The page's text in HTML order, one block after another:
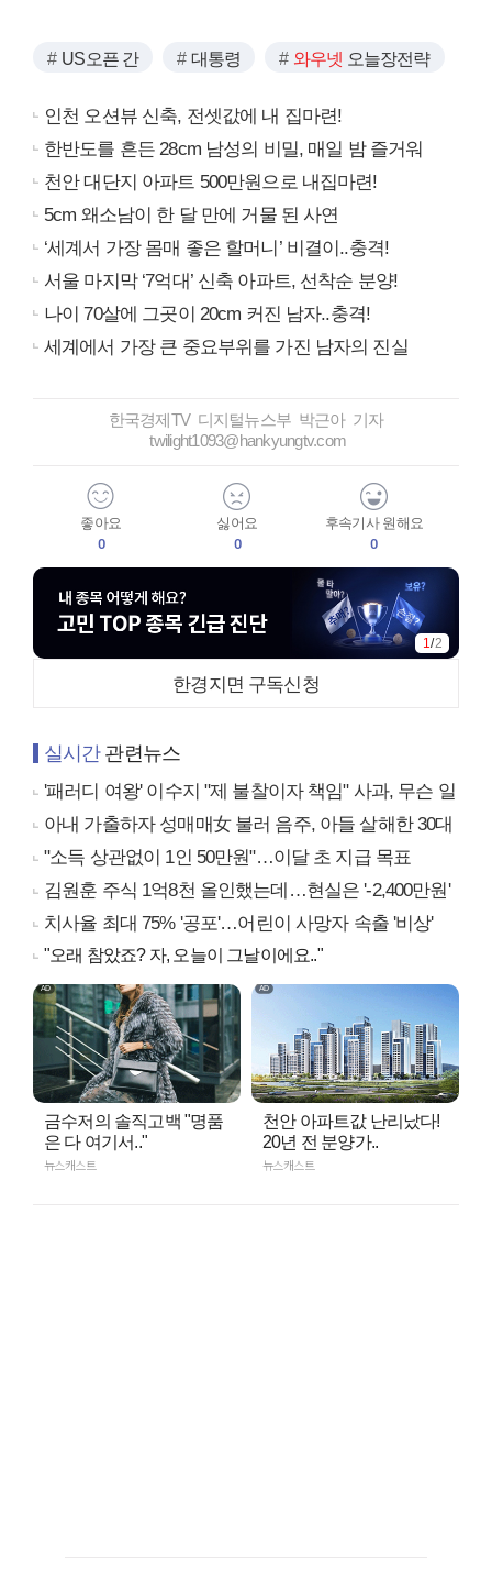
US오픈 간 대통령 와우넷 오늘장전략
인천 오션뷰 신축, 전셋값에 내 집마련!
한반도를 흔든 28cm 남성의 비밀, 매일 밤 즐거워
천안 대단지 아파트 500만원으로 내집마련!
5cm 왜소남이 한 달 만에 거물 된 사연
‘세계서 가장 몸매 좋은 할머니’ 비결이..충격!
서울 마지막 ‘7억대’ 신축 아파트, 선착순 분양!
나이 70살에 그곳이 20cm 커진 남자..충격!
세계에서 가장 큰 중요부위를 가진 남자의 진실
한국경제TV 디지털뉴스부 박근아 기자
twilight1093@hankyungtv.com
좋아요
0
싫어요
0
후속기사 원해요
0
1/2
한경지면 구독신청
실시간관련뉴스
'패러디 여왕' 이수지 "제 불찰이자 책임" 사과, 무슨 일
아내 가출하자 성매매女 불러 음주, 아들 살해한 30대
"소득 상관없이 1인 50만원"…이달 초 지급 목표
김원훈 주식 1억8천 올인했는데…현실은 '-2,400만원'
치사율 최대 75% '공포'…어린이 사망자 속출 '비상'
"오래 참았죠? 자, 오늘이 그날이에요.."
금수저의 솔직고백 "명품
은 다 여기서.."
뉴스캐스트
천안 아파트값 난리났다!
20년 전 분양가..
뉴스캐스트